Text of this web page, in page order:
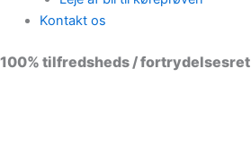
Kontakt os
100% tilfredsheds / fortrydelsesret